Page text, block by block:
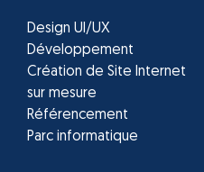
Design UI/UX
Développement
Création de Site Internet
sur mesure
Référencement
Parc informatique